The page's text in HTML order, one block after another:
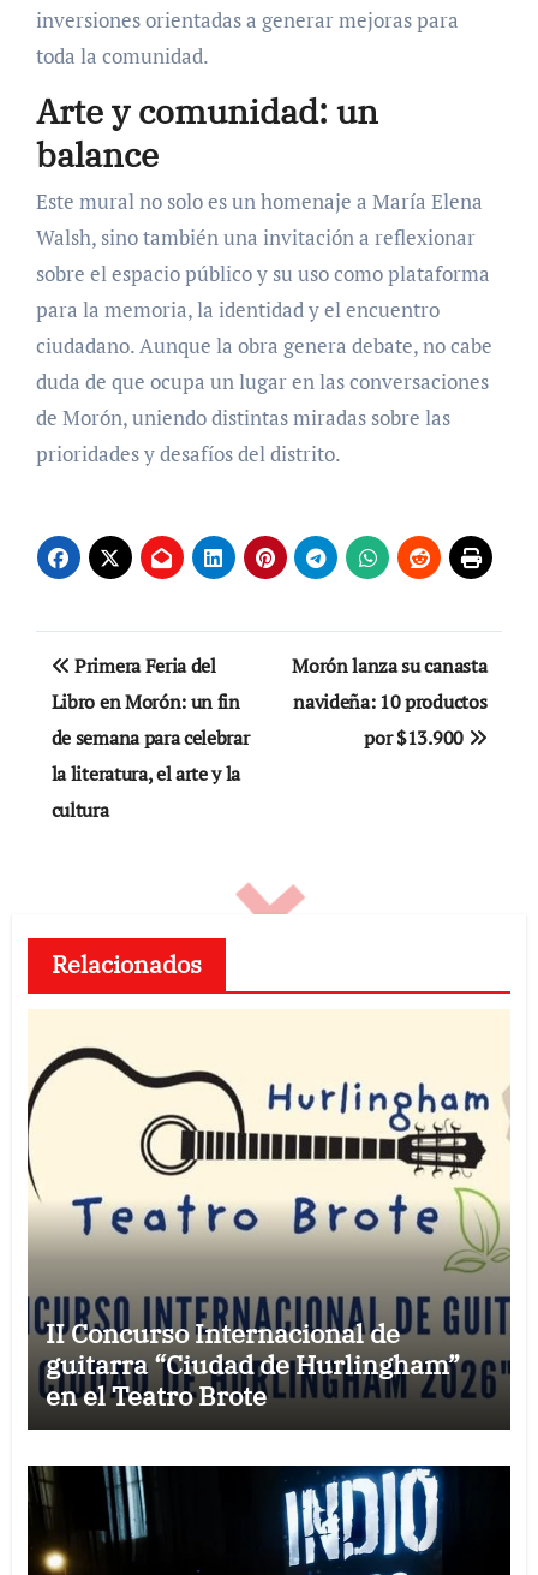
inversiones orientadas a generar mejoras para
toda la comunidad.
Arte y comunidad: un
balance
Este mural no solo es un homenaje a María Elena
Walsh, sino también una invitación a reflexionar
sobre el espacio público y su uso como plataforma
para la memoria, la identidad y el encuentro
ciudadano. Aunque la obra genera debate, no cabe
duda de que ocupa un lugar en las conversaciones
de Morón, uniendo distintas miradas sobre las
prioridades y desafíos del distrito.
Navegación
de
entradas
Primera Feria del
Libro en Morón: un fin
de semana para celebrar
la literatura, el arte y la
cultura
Morón lanza su canasta
navideña: 10 productos
por $13.900
Relacionados
II Concurso Internacional de
guitarra “Ciudad de Hurlingham”
en el Teatro Brote